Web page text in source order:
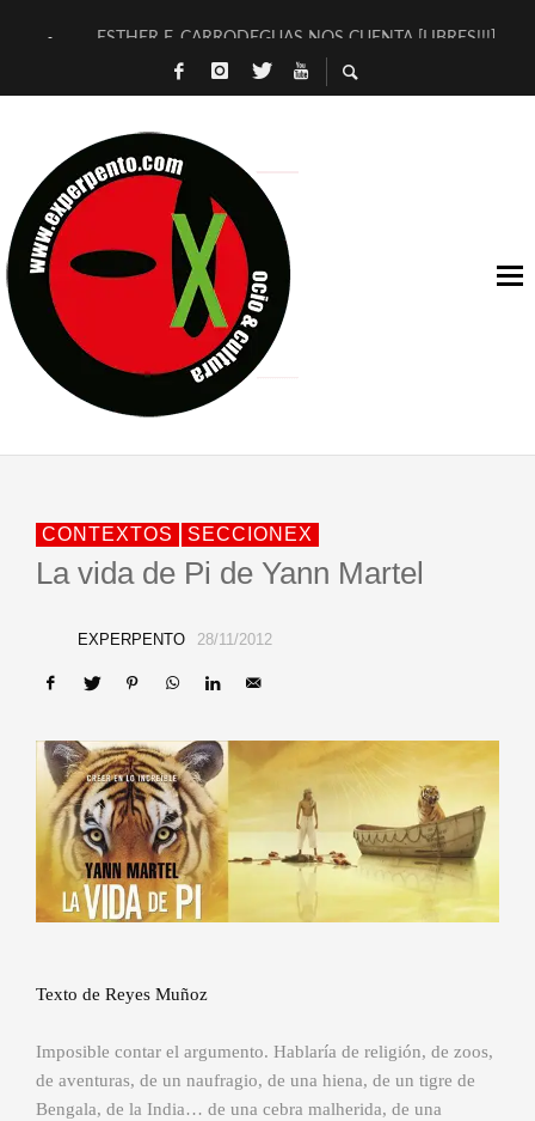
ESTHER F. CARRODEGUAS NOS CUENTA [LIBRES!!!]
[TERRA DE GUAPES] DE SANDRA MONFORT
TIMBRE 4, LA ESCUELA DEL DIRECTOR TEATRAL CLAUDIO
30 AÑOS (NO ES NADA) DE LA KATARSIS DEL TOMATAZO
MILITARES JUDÍAS EN #EXVITA
D’BALDOMEROS REINVENTAN [BITÁCORA 3.0] EN EXVITA
MARSHALL FLASH PRESENTA EN EXVITA [RELATIVA
JOFRE BARDAGÍ EN EXVITA INTERPRETANDO A SERRAT
CONTEXTOS SECCIONEX
La vida de Pi de Yann Martel
EXPERPENTO 28/11/2012
Texto de Reyes Muñoz
Imposible contar el argumento. Hablaría de religión, de zoos,
de aventuras, de un naufragio, de una hiena, de un tigre de
Bengala, de la India… de una cebra malherida, de una